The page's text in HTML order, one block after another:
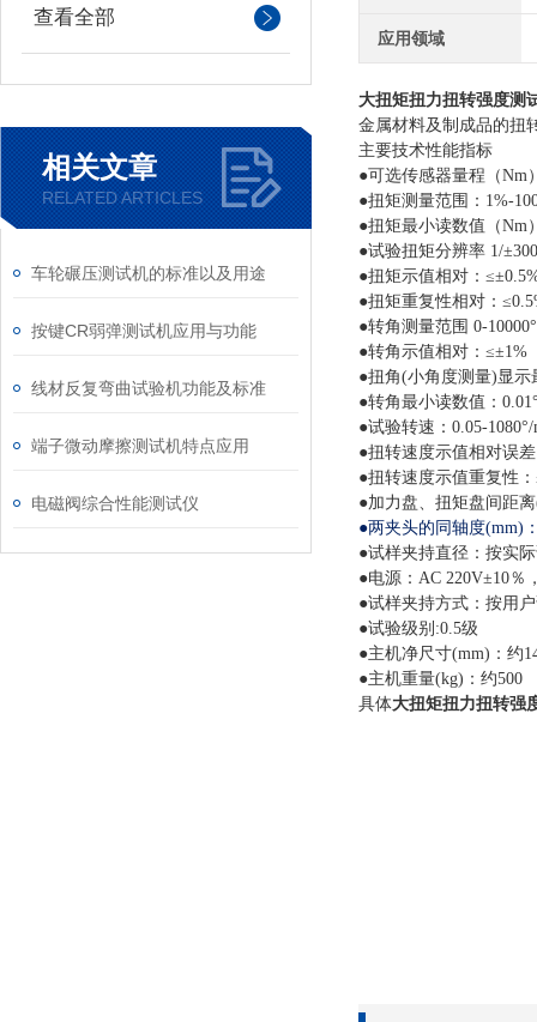
查看全部
相关文章
RELATED ARTICLES
车轮碾压测试机的标准以及用途
按键CR弱弹测试机应用与功能
线材反复弯曲试验机功能及标准
端子微动摩擦测试机特点应用
电磁阀综合性能测试仪
应用领域
大扭矩扭力扭转强度测
金属材料及制成品的扭
主要技术性能指标
●可选传感器量程（Nm
●扭矩测量范围： 1%-
●扭矩最小读数值（Nm
●试验扭矩分辨率 1/
●扭矩示值相对：
●扭矩重复性相对：
●转角测量范围 0-10000°
●转角示值相对：≤±1%
●扭角(小角度测量)显示
●转角最小读数值：
●试验转速：0.05-1080°/
●扭转速度示值相对误
●扭转速度示值重复性
●加力盘、扭矩盘间距
●两夹头的同轴度(mm)
●试样夹持直径：按实
●电源： AC 220V±10％
●试样夹持方式：按用
●试验级别:0.5级
●主机净尺寸(mm)： 约
●主机重量(kg)： 约500
具体大扭矩扭力扭转强